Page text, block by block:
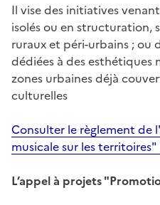
Il vise des initiatives
isolés ou en structuration,
ruraux et péri-urbains ; ou
dédiées à des esthétiques
zones urbaines déjà
culturelles
Consulter le règlement de
musicale sur les territoires"
L’appel à projets